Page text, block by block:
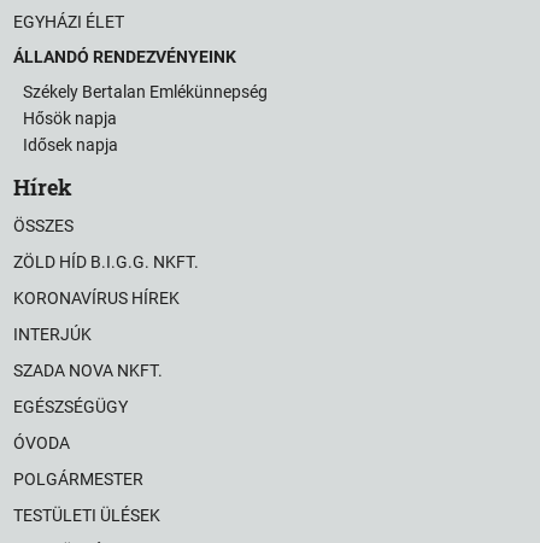
EGYHÁZI ÉLET
ÁLLANDÓ RENDEZVÉNYEINK
Székely Bertalan Emlékünnepség
Hősök napja
Idősek napja
Hírek
ÖSSZES
ZÖLD HÍD B.I.G.G. NKFT.
KORONAVÍRUS HÍREK
INTERJÚK
SZADA NOVA NKFT.
EGÉSZSÉGÜGY
ÓVODA
POLGÁRMESTER
TESTÜLETI ÜLÉSEK